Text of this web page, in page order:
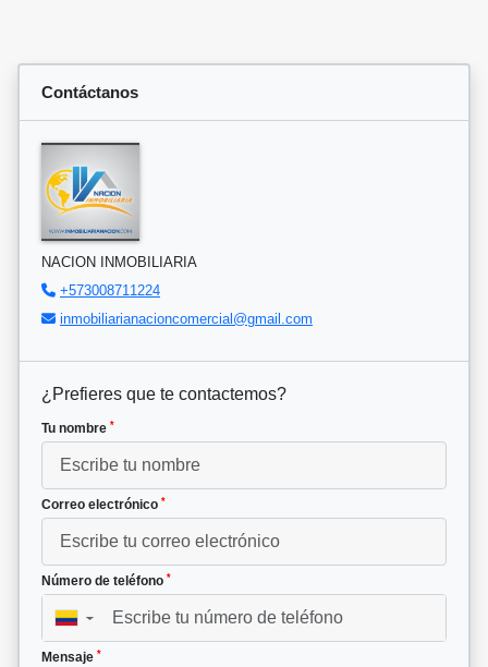
Contáctanos
NACION INMOBILIARIA
+573008711224
inmobiliarianacioncomercial@gmail.com
¿Prefieres que te contactemos?
Tu nombre *
Correo electrónico *
Número de teléfono *
▼
Mensaje *